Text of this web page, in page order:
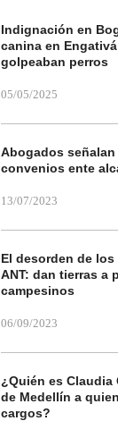
Indignación en
canina en
golpeaban perros
05/05/2025
Abogados
convenios ente
13/07/2023
El desorden de
ANT: dan tierras a
campesinos
06/09/2023
¿Quién es Claudia
de Medellín a
cargos?